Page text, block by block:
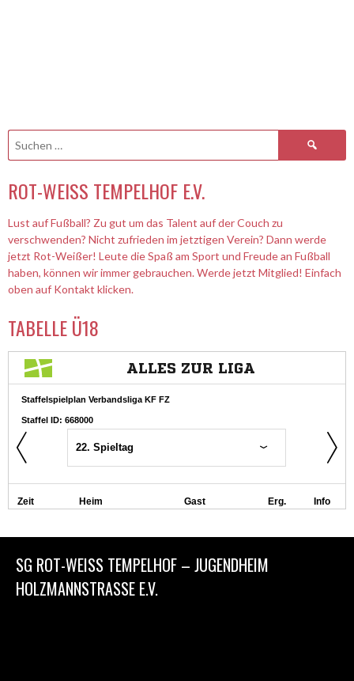
Suchen
ROT-WEISS TEMPELHOF E.V.
Lust auf Fußball? Zu gut um das Talent auf der Couch zu
verschwenden? Nicht zufrieden im jetztigen Verein? Dann werde
jetzt Rot-Weißer! Leute die Spaß am Sport und Freude an Fußball
haben, können wir immer gebrauchen. Werde jetzt Mitglied! Einfach
oben auf Kontakt klicken.
TABELLE Ü18
SG ROT-WEISS TEMPELHOF – JUGENDHEIM
HOLZMANNSTRASSE E.V.